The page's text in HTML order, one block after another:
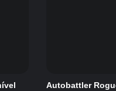
Autobattler